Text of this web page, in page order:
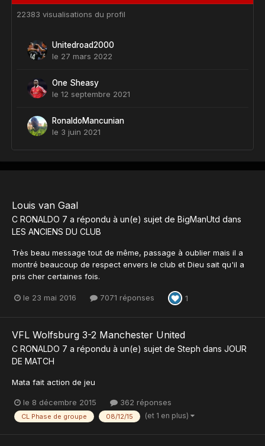
22383 visualisations du profil
Unitedroad2000
le 27 mars 2022
One Sheasy
le 12 septembre 2021
RonaldoMancunian
le 3 juin 2021
Louis van Gaal
C RONALDO 7 a répondu à un(e) sujet de BigManUtd dans
LES ANCIENS DU CLUB
Très beau message tout de même, passage à oublier mais il a
montré beaucoup de respect envers le club et Dieu sait qu'il a
pris cher certaines fois.
le 23 mai 2016 7071 réponses 1
VFL Wolfsburg 3-2 Manchester United
C RONALDO 7 a répondu à un(e) sujet de Steph dans JOUR
DE MATCH
Mata fait action de jeu
le 8 décembre 2015 362 réponses
CL Phase de groupe 08/12/15 (et 1 en plus)